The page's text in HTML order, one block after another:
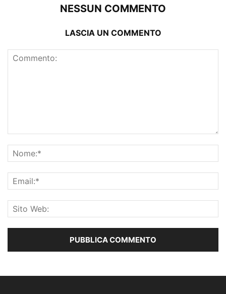
NESSUN COMMENTO
LASCIA UN COMMENTO